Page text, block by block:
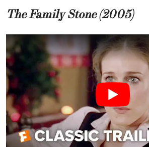
The Family Stone (2005)